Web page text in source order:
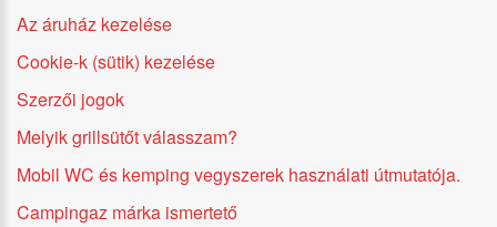
Az áruház kezelése
Cookie-k (sütik) kezelése
Szerzői jogok
Melyik grillsütőt válasszam?
Mobil WC és kemping vegyszerek használati útmutatója.
Campingaz márka ismertető